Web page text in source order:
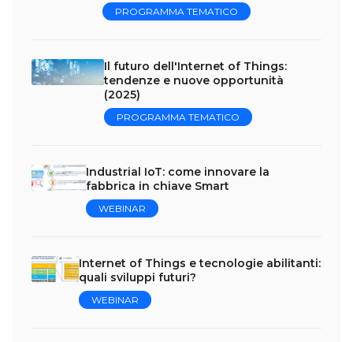
PROGRAMMA TEMATICO
Il futuro dell'Internet of Things:
tendenze e nuove opportunità
(2025)
PROGRAMMA TEMATICO
Industrial IoT: come innovare la
fabbrica in chiave Smart
WEBINAR
Internet of Things e tecnologie abilitanti:
quali sviluppi futuri?
WEBINAR